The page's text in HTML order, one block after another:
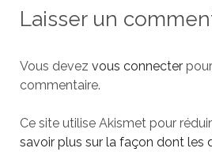
Laisser un
Vous devez vous connecter
commentaire.
Ce site utilise Akismet pour
savoir plus sur la façon dont les